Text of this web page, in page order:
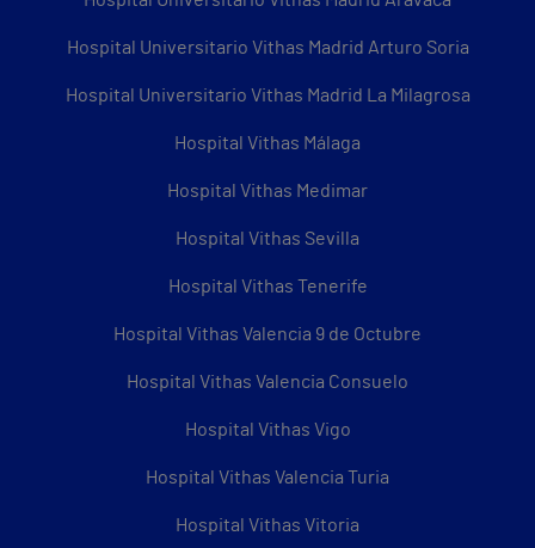
Hospital Universitario Vithas Madrid Arturo Soria
Hospital Universitario Vithas Madrid La Milagrosa
Hospital Vithas Málaga
Hospital Vithas Medimar
Hospital Vithas Sevilla
Hospital Vithas Tenerife
Hospital Vithas Valencia 9 de Octubre
Hospital Vithas Valencia Consuelo
Hospital Vithas Vigo
Hospital Vithas Valencia Turia
Hospital Vithas Vitoria